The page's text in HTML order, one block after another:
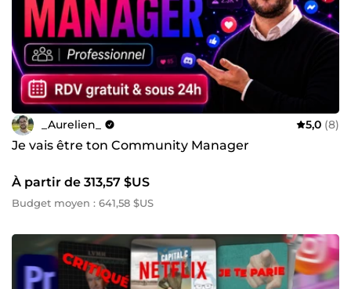
_Aurelien_ 5,0 (8)
Je vais être ton Community Manager
À partir de 313,57 $US
Budget moyen : 641,58 $US